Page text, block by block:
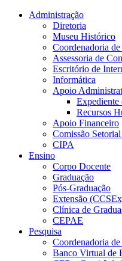
Conteúdo principal Menu
Administração
Diretoria
Museu Histórico
Coordenadoria
Assessoria de
Escritório de
Informática
Apoio
Expediente
Recursos
Apoio Financeiro
Comissão
CIPA
Ensino
Corpo Docente
Graduação
Pós-Graduação
Extensão
Clínica de
CEPAE
Pesquisa
Coordenadoria de
Banco Virtual de